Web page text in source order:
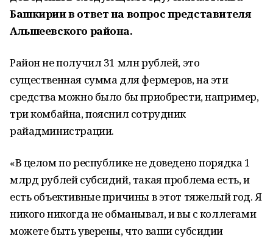
Башкирии в ответ на вопрос представителя
Альшеевского района.
Район не получил 31 млн рублей, это
существенная сумма для фермеров, на эти
средства можно было бы приобрести, например,
три комбайна, пояснил сотрудник
райадминистрации.
«В целом по республике не доведено порядка 1
млрд рублей субсидий, такая проблема есть, и
есть объективные причины в этот тяжелый год. Я
никого никогда не обманывал, и вы с коллегами
можете быть уверены, что ваши субсидии